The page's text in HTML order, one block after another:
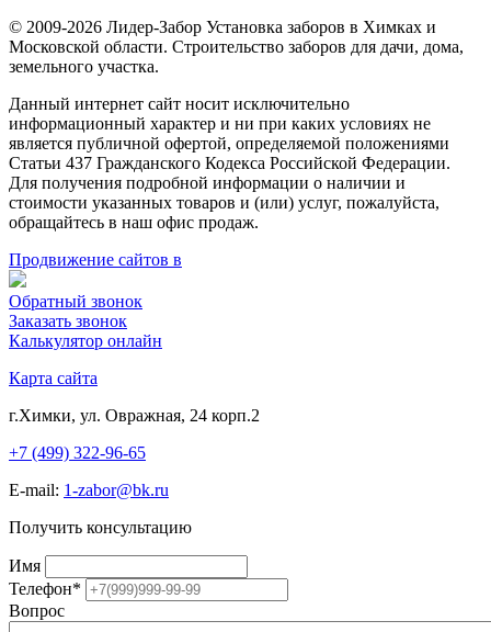
© 2009-2026 Лидер-Забор Установка заборов в Химках и
Московской области. Строительство заборов для дачи, дома,
земельного участка.
Данный интернет сайт носит исключительно
информационный характер и ни при каких условиях не
является публичной офертой, определяемой положениями
Статьи 437 Гражданского Кодекса Российской Федерации.
Для получения подробной информации о наличии и
стоимости указанных товаров и (или) услуг, пожалуйста,
обращайтесь в наш офис продаж.
Продвижение сайтов в
Обратный звонок
Заказать звонок
Калькулятор онлайн
Карта сайта
г.Химки, ул. Овражная, 24 корп.2
+7 (499) 322-96-65
E-mail: 1-zabor@bk.ru
Получить консультацию
Имя
Телефон*
Вопрос